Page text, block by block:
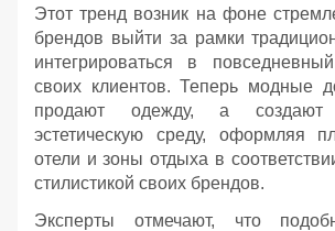
Этот тренд возник на фоне
брендов выйти за рамки
интегрироваться в
своих клиентов. Теперь модные
продают одежду, а создают
эстетическую среду, оформляя
отели и зоны отдыха в
стилистикой своих брендов.
Эксперты отмечают, что